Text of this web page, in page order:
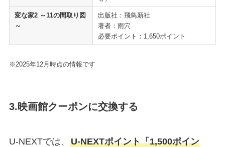
変な家2 ～11の間取り図
～
出版社：飛鳥新社
著者：雨穴
必要ポイント：1,650ポイント
※2025年12月時点の情報です
3.映画館クーポンに交換する
U-NEXTでは、 U-NEXTポイント「1,500ポイン